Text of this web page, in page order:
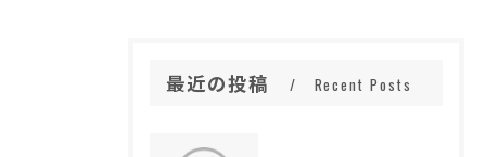
最近の投稿 Recent Posts